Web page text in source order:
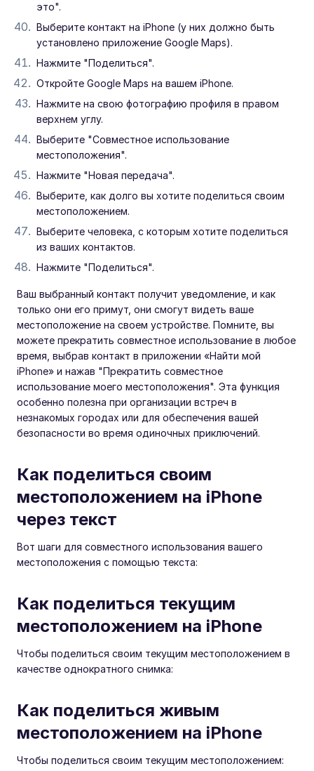
это".
Выберите контакт на iPhone (у них должно быть
установлено приложение Google Maps).
Нажмите "Поделиться".
Откройте Google Maps на вашем iPhone.
Нажмите на свою фотографию профиля в правом
верхнем углу.
Выберите "Совместное использование
местоположения".
Нажмите "Новая передача".
Выберите, как долго вы хотите поделиться своим
местоположением.
Выберите человека, с которым хотите поделиться
из ваших контактов.
Нажмите "Поделиться".
Ваш выбранный контакт получит уведомление, и как
только они его примут, они смогут видеть ваше
местоположение на своем устройстве. Помните, вы
можете прекратить совместное использование в любое
время, выбрав контакт в приложении «Найти мой
iPhone» и нажав "Прекратить совместное
использование моего местоположения". Эта функция
особенно полезна при организации встреч в
незнакомых городах или для обеспечения вашей
безопасности во время одиночных приключений.
Как поделиться своим
местоположением на iPhone
через текст
Вот шаги для совместного использования вашего
местоположения с помощью текста:
Как поделиться текущим
местоположением на iPhone
Чтобы поделиться своим текущим местоположением в
качестве однократного снимка:
Как поделиться живым
местоположением на iPhone
Чтобы поделиться своим текущим местоположением: